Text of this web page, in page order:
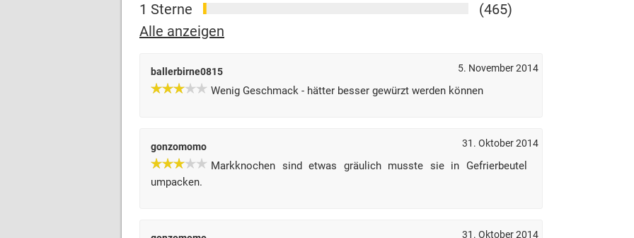
1 Sterne
(465)
Alle anzeigen
ballerbirne0815 5. November 2014
Wenig Geschmack - hätter besser gewürzt werden können
gonzomomo 31. Oktober 2014
Markknochen sind etwas gräulich musste sie in Gefrierbeutel
umpacken.
31. Oktober 2014